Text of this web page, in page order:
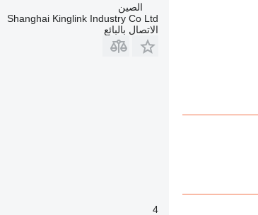
الصين
Shanghai Kinglink Industry Co Ltd
الاتصال بالبائع
4